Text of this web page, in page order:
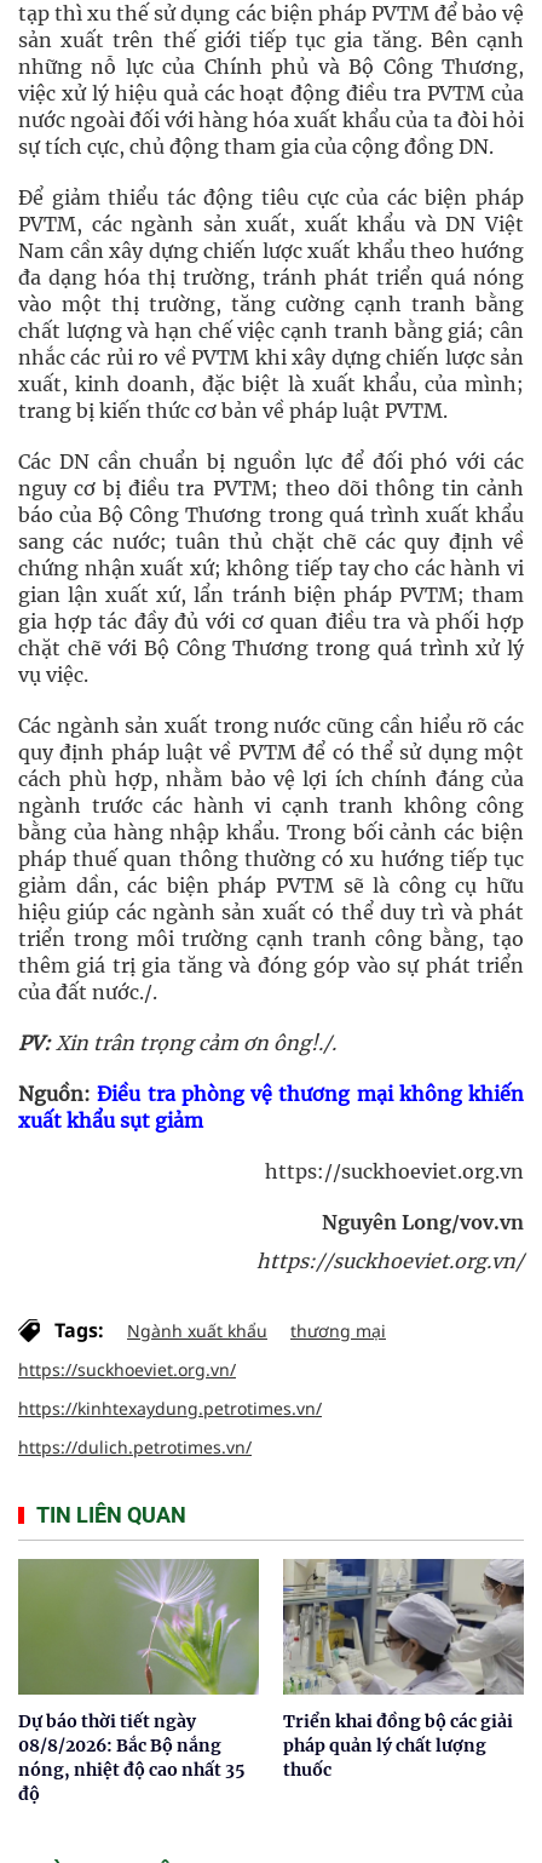
tạp thì xu thế sử dụng các biện pháp PVTM để bảo vệ
sản xuất trên thế giới tiếp tục gia tăng. Bên cạnh
những nỗ lực của Chính phủ và Bộ Công Thương,
việc xử lý hiệu quả các hoạt động điều tra PVTM của
nước ngoài đối với hàng hóa xuất khẩu của ta đòi hỏi
sự tích cực, chủ động tham gia của cộng đồng DN.
Để giảm thiểu tác động tiêu cực của các biện pháp
PVTM, các ngành sản xuất, xuất khẩu và DN Việt
Nam cần xây dựng chiến lược xuất khẩu theo hướng
đa dạng hóa thị trường, tránh phát triển quá nóng
vào một thị trường, tăng cường cạnh tranh bằng
chất lượng và hạn chế việc cạnh tranh bằng giá; cân
nhắc các rủi ro về PVTM khi xây dựng chiến lược sản
xuất, kinh doanh, đặc biệt là xuất khẩu, của mình;
trang bị kiến thức cơ bản về pháp luật PVTM.
Các DN cần chuẩn bị nguồn lực để đối phó với các
nguy cơ bị điều tra PVTM; theo dõi thông tin cảnh
báo của Bộ Công Thương trong quá trình xuất khẩu
sang các nước; tuân thủ chặt chẽ các quy định về
chứng nhận xuất xứ; không tiếp tay cho các hành vi
gian lận xuất xứ, lẩn tránh biện pháp PVTM; tham
gia hợp tác đầy đủ với cơ quan điều tra và phối hợp
chặt chẽ với Bộ Công Thương trong quá trình xử lý
vụ việc.
Các ngành sản xuất trong nước cũng cần hiểu rõ các
quy định pháp luật về PVTM để có thể sử dụng một
cách phù hợp, nhằm bảo vệ lợi ích chính đáng của
ngành trước các hành vi cạnh tranh không công
bằng của hàng nhập khẩu. Trong bối cảnh các biện
pháp thuế quan thông thường có xu hướng tiếp tục
giảm dần, các biện pháp PVTM sẽ là công cụ hữu
hiệu giúp các ngành sản xuất có thể duy trì và phát
triển trong môi trường cạnh tranh công bằng, tạo
thêm giá trị gia tăng và đóng góp vào sự phát triển
của đất nước./.
PV:Xin trân trọng cảm ơn ông!./.
Nguồn:Điều tra phòng vệ thương mại không khiến
xuất khẩu sụt giảm
https://suckhoeviet.org.vn
Nguyên Long/vov.vn
https://suckhoeviet.org.vn/
Tags: Ngành xuất khẩu
thương mại
https://suckhoeviet.org.vn/
https://kinhtexaydung.petrotimes.vn/
https://dulich.petrotimes.vn/
TIN LIÊN QUAN
Dự báo thời tiết ngày
08/8/2026: Bắc Bộ nắng
nóng, nhiệt độ cao nhất 35
độ
Triển khai đồng bộ các giải
pháp quản lý chất lượng
thuốc